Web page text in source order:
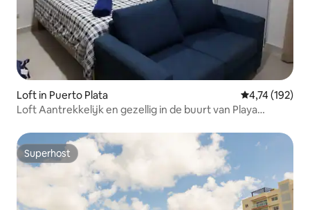
Loft in Puerto Plata Gemiddelde
4,74 (192)
Loft Aantrekkelijk en gezellig in de buurt van Playa
Superhost
Superhost